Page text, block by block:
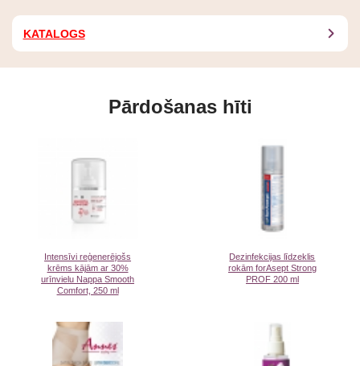
KATALOGS
Pārdošanas hīti
Intensīvi reģenerējošs
krēms kājām ar 30%
urīnvielu Nappa Smooth
Comfort, 250 ml
Dezinfekcijas līdzeklis
rokām forAsept Strong
PROF 200 ml